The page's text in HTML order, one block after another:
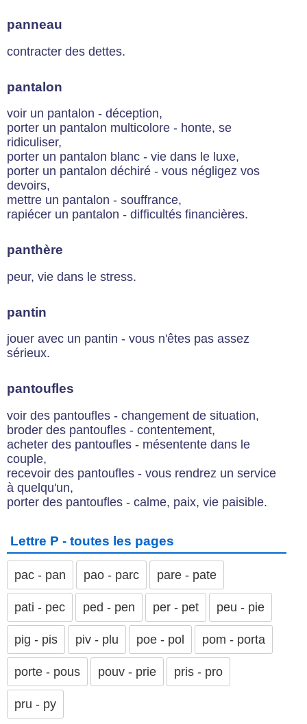
panneau
contracter des dettes.
pantalon
voir un pantalon - déception,
porter un pantalon multicolore - honte, se
ridiculiser,
porter un pantalon blanc - vie dans le luxe,
porter un pantalon déchiré - vous négligez vos
devoirs,
mettre un pantalon - souffrance,
rapiécer un pantalon - difficultés financières.
panthère
peur, vie dans le stress.
pantin
jouer avec un pantin - vous n'êtes pas assez
sérieux.
pantoufles
voir des pantoufles - changement de situation,
broder des pantoufles - contentement,
acheter des pantoufles - mésentente dans le
couple,
recevoir des pantoufles - vous rendrez un service
à quelqu'un,
porter des pantoufles - calme, paix, vie paisible.
Lettre P - toutes les pages
pac - pan pao - parc pare - pate
pati - pec ped - pen per - pet peu - pie
pig - pis piv - plu poe - pol pom - porta
porte - pous pouv - prie pris - pro
pru - py